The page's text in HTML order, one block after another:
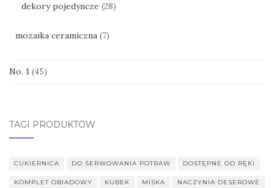
dekory pojedyncze (28)
mozaika ceramiczna (7)
No. 1 (45)
TAGI PRODUKTÓW
CUKIERNICA DO SERWOWANIA POTRAW DOSTĘPNE OD RĘKI
KOMPLET OBIADOWY KUBEK MISKA NACZYNIA DESEROWE